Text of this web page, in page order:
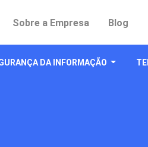
Sobre a Empresa Blog
DA INFORMAÇÃO